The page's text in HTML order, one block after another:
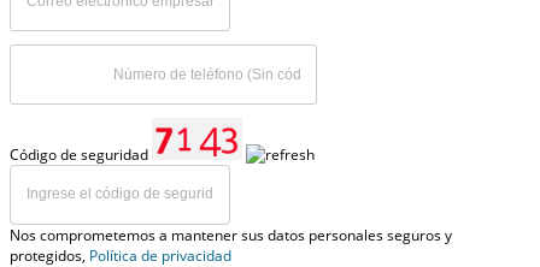
Código de seguridad
Nos comprometemos a mantener sus datos personales seguros y
protegidos, Política de privacidad